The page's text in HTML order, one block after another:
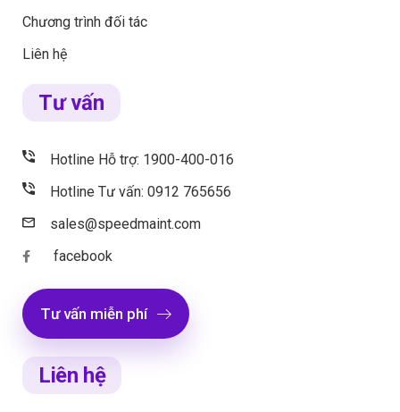
Chương trình đối tác
Liên hệ
Tư vấn
Hotline Hỗ trợ: 1900-400-016
Hotline Tư vấn: 0912 765656
sales@speedmaint.com
facebook
Tư vấn miễn phí
Liên hệ